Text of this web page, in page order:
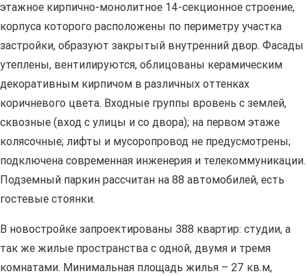
этажное кирпично-монолитное 14-секционное строение,
корпуса которого расположены по периметру участка
застройки, образуют закрытый внутренний двор. Фасады
утеплены, вентилируются, облицованы керамическим
декоративным кирпичом в различных оттенках
коричневого цвета. Входные группы вровень с землей,
сквозные (вход с улицы и со двора); на первом этаже
колясочные; лифты и мусоропровод не предусмотрены;
подключена современная инженерия и телекоммуникации.
Подземный паркин рассчитан на 88 автомобилей, есть
гостевые стоянки.
В новостройке запроектированы 388 квартир: студии, а
так же жилые пространства с одной, двумя и тремя
комнатами. Минимальная площадь жилья – 27 кв.м,